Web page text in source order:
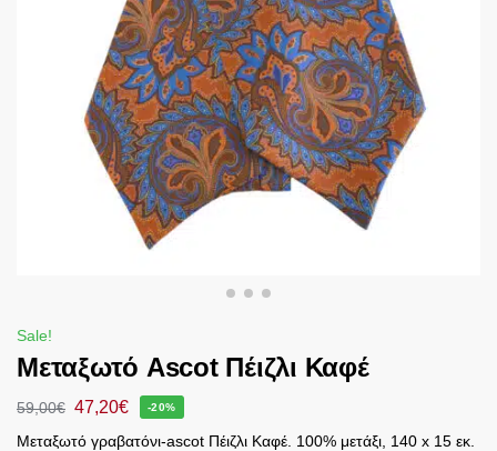
Sale!
Μεταξωτό Ascot Πέιζλι Καφέ
59,00€ 47,20€ -20%
Μεταξωτό γραβατόνι-ascot Πέιζλι Καφέ. 100% μετάξι, 140 x 15 εκ.